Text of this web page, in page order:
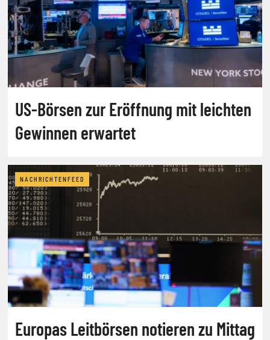
US-Börsen zur Eröffnung mit leichten
Gewinnen erwartet
NACHRICHTENFEED
Europas Leitbörsen notieren zu Mittag